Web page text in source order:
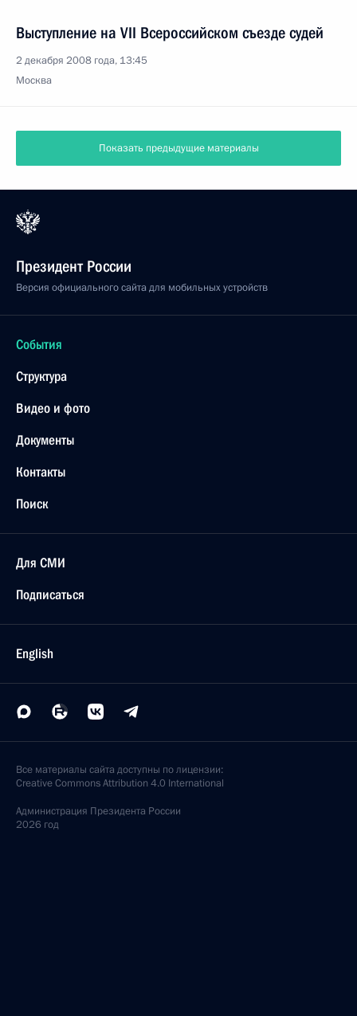
Выступление на VII Всероссийском съезде судей
2 декабря 2008 года, 13:45
Москва
Показать предыдущие материалы
Президент России
Версия официального сайта для мобильных устройств
События
Структура
Видео и фото
Документы
Контакты
Поиск
Для СМИ
Подписаться
English
Все материалы сайта доступны по лицензии:
Creative Commons Attribution 4.0 International
Администрация Президента России
2026 год